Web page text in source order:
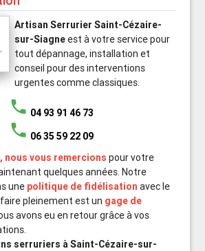
Artisan Serrurier Saint-Cézaire-
sur-Siagneest à votre service pour
tout dépannage, installation et
conseil pour des interventions
urgentes comme classiques.
phone 04 93 91 46 73
phone 06 35 59 22 09
nous vous remercions pour votre
quelques années. Notre
une politique de fidélisation avec le
pleinement est un gage de
avons eu en retour grâce à vos
serruriers à Saint-Cézaire-sur-